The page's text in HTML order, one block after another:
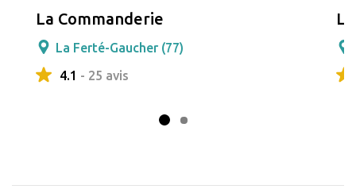
La Commanderie
La Ferté-Gaucher (77)
4.1 - 25 avis